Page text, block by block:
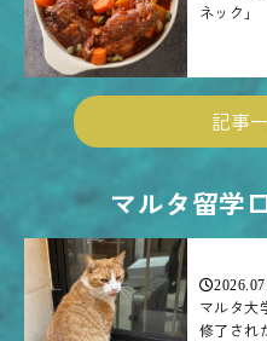
ネック」
記事
マルタ留学
マルタ大
修了され